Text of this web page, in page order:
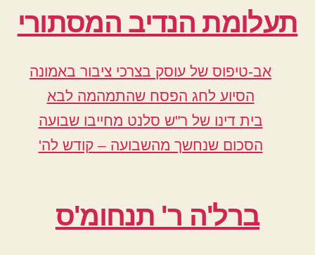
תעלומת הנדיב המסתורי
אב-טיפוס של עוסק בצרכי ציבור באמונה
הסיוע לחג הפסח שהתמהמה לבא
בית דינו של ר"ש סלנט מחייבו שבועה
הסכום שנחשך מהשבועה – קודש לה'
ברל'ה ר' תנחומ'ס